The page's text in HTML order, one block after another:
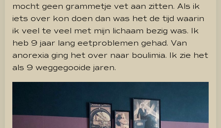
mocht geen grammetje vet aan zitten. Als ik
iets over kon doen dan was het de tijd waarin
ik veel te veel met mijn lichaam bezig was. Ik
heb 9 jaar lang eetproblemen gehad. Van
anorexia ging het over naar boulimia. Ik zie het
als 9 weggegooide jaren.